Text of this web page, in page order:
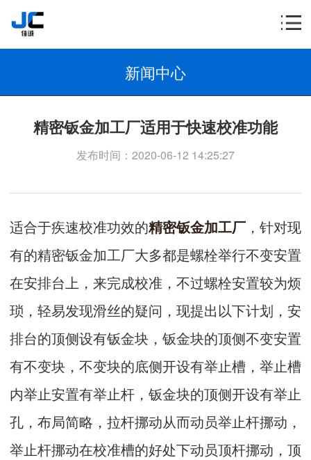
新闻中心
精密钣金加工厂适用于快速校准功能
发布时间：2020-06-12 14:25:27
适合于疾速校准功效的精密钣金加工厂 ，针对现
有的精密钣金加工厂大多都是螺栓举行不变安置
在安排台上，来完成校准，不过螺栓安置较为烦
琐，轻易发现滑丝的疑问，现提出以下计划，安
排台的顶侧设有钣金块，钣金块的顶侧不变安置
有不变块，不变块的底侧开设有举止槽，举止槽
内举止安置有举止杆，钣金块的顶侧开设有举止
孔，布局简略，拉杆挪动从而动员举止杆挪动，
举止杆挪动在校准槽的好处下动员顶杆挪动，顶